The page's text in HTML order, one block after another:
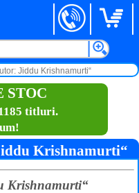
Jiddu Krishnamurti“
STOC
titluri.
Krishnamurti“
Krishnamurti“